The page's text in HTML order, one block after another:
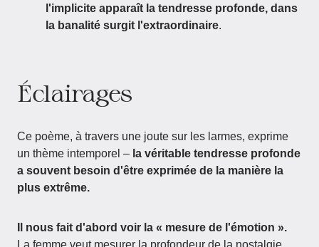
l'implicite apparaît la tendresse profonde, dans
la banalité surgit l'extraordinaire.
Éclairages
Ce poème, à travers une joute sur les larmes, exprime
un thème intemporel – la véritable tendresse profonde
a souvent besoin d'être exprimée de la manière la
plus extrême.
Il nous fait d'abord voir la « mesure de l'émotion ».
La femme veut mesurer la profondeur de la nostalgie